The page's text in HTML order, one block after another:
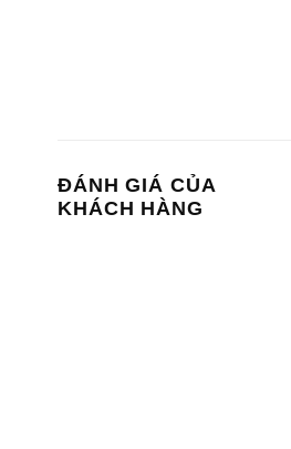
ĐÁNH GIÁ CỦA
KHÁCH HÀNG